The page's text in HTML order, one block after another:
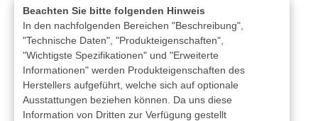
Beachten Sie bitte folgenden Hinweis
In den nachfolgenden Bereichen "Beschreibung",
"Technische Daten", "Produkteigenschaften",
"Wichtigste Spezifikationen" und "Erweiterte
Informationen" werden Produkteigenschaften des
Herstellers aufgeführt, welche sich auf optionale
Ausstattungen beziehen können. Da uns diese
Information von Dritten zur Verfügung gestellt